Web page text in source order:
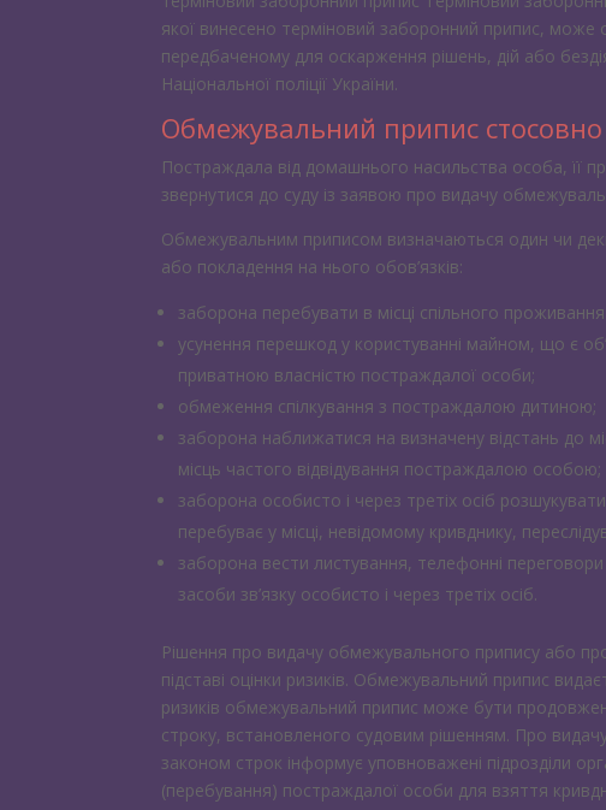
якої винесено терміновий заборонний припис, може
передбаченому для оскарження рішень, дій або
Національної поліції України.
Обмежувальний припис
Постраждала від домашнього насильства особа, її
звернутися до суду із заявою про видачу
Обмежувальним приписом визначаються один чи
або покладення на нього обов’язків:
заборона перебувати в місці спільного
усунення перешкод у користуванні майном, що є
приватною власністю постраждалої особи;
обмеження спілкування з постраждалою дитиною;
заборона наближатися на визначену відстань до
місць частого відвідування постраждалою особою;
заборона особисто і через третіх осіб
перебуває у місці, невідомому кривднику,
заборона вести листування, телефонні
засоби зв’язку особисто і через третіх осіб.
Рішення про видачу обмежувального припису або
підставі оцінки ризиків. Обмежувальний припис
ризиків обмежувальний припис може бути
строку, встановленого судовим рішенням. Про
законом строк інформує уповноважені підрозділи
(перебування) постраждалої особи для взяття